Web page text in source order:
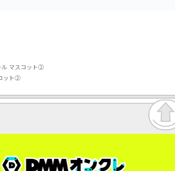
ル マスコット②
ット②